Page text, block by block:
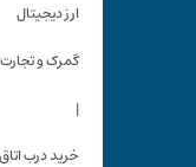
ارز دیجیتال
گمرک و تجارت
خرید درب اتاق خواب